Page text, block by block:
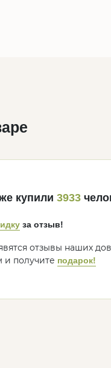
купили3933
за отзыв!
отзывы наших
и получите подарок!